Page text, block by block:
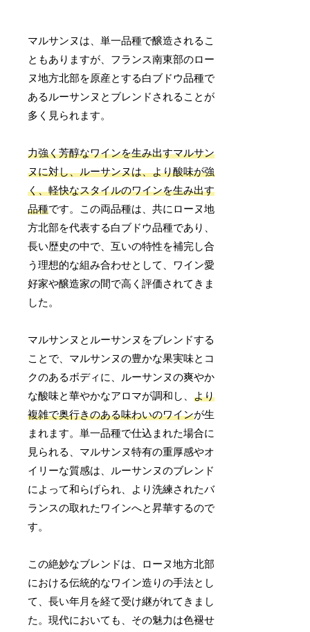
マルサンヌは、単一品種で醸造されるこ
ともありますが、フランス南東部のロー
ヌ地方北部を原産とする白ブドウ品種で
あるルーサンヌとブレンドされることが
多く見られます。
力強く芳醇なワインを生み出すマルサン
ヌに対し、ルーサンヌは、より酸味が強
く、軽快なスタイルのワインを生み出す
品種です。この両品種は、共にローヌ地
方北部を代表する白ブドウ品種であり、
長い歴史の中で、互いの特性を補完し合
う理想的な組み合わせとして、ワイン愛
好家や醸造家の間で高く評価されてきま
した。
マルサンヌとルーサンヌをブレンドする
ことで、マルサンヌの豊かな果実味とコ
クのあるボディに、ルーサンヌの爽やか
な酸味と華やかなアロマが調和し、より
複雑で奥行きのある味わいのワインが生
まれます。単一品種で仕込まれた場合に
見られる、マルサンヌ特有の重厚感やオ
イリーな質感は、ルーサンヌのブレンド
によって和らげられ、より洗練されたバ
ランスの取れたワインへと昇華するので
す。
この絶妙なブレンドは、ローヌ地方北部
における伝統的なワイン造りの手法とし
て、長い年月を経て受け継がれてきまし
た。現代においても、その魅力は色褪せ